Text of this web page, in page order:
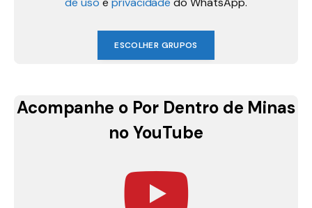
ESCOLHER GRUPOS
Acompanhe o Por Dentro de Minas
no YouTube